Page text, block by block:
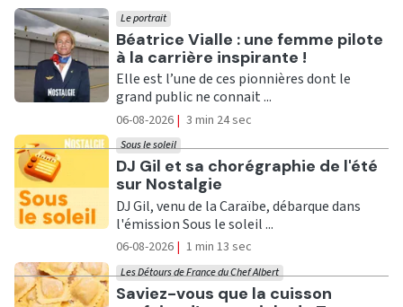
Ecouter
Béatrice Vialle : une femme pilote
à la carrière inspirante !
Le portrait
Elle est l’une de ces pionnières dont le
grand public ne connait ...
06-08-2026 | 3 min 24 sec
Ecouter
DJ Gil et sa chorégraphie de l'été
sur Nostalgie
Sous le soleil
DJ Gil, venu de la Caraïbe, débarque dans
l'émission Sous le soleil ...
06-08-2026 | 1 min 13 sec
Ecouter
Saviez-vous que la cuisson
Les Détours de France du Chef Albert